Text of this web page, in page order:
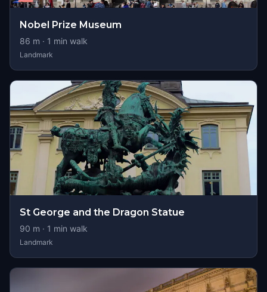
Nobel Prize Museum
86 m · 1 min walk
Landmark
St George and the Dragon Statue
90 m · 1 min walk
Landmark